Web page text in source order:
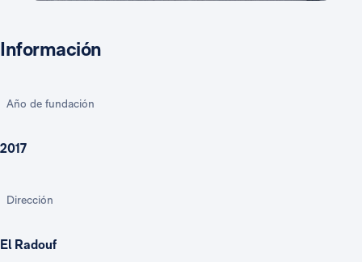
Información
Año de fundación
2017
Dirección
El Radouf